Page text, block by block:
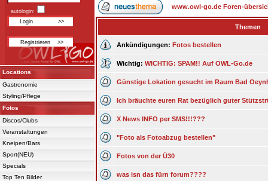
autologin:
Locations
Gastronomie
Styling/Pflege
Fotos
Discos/Clubs
Veranstaltungen
Kneipen/Bars
Sport(NEU)
Specials
Top Ten Bilder
www.owl-go.de Foren-
Themen
Ankündigungen: Fotos bestellen
Wichtig: WICHTIG: SPAM!! Auf OWL-Go.de
Günstige Lokation gesucht im Raum Bad
Ich bräuchte euren Rat bezüglich guter
X News INFO per SMS!!!???
"Foto als Fotoabzug bestellen"
Fotos von der Ü30
was isn das fürn forum????